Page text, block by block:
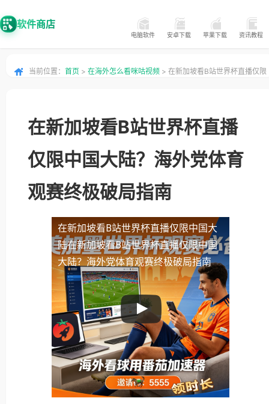
软件商店
电脑软件 安卓下载 苹果下载 资讯教程
当前位置： 首页 > 在海外怎么看咪咕视频 > 在新加坡看B站世界杯直播仅限
在新加坡看B站世界杯直播
仅限中国大陆？海外党体育
观赛终极破局指南
在新加坡看B站世界杯直播仅限中国大
陆在新加坡看B站世界杯直播仅限中国
大陆？海外党体育观赛终极破局指南